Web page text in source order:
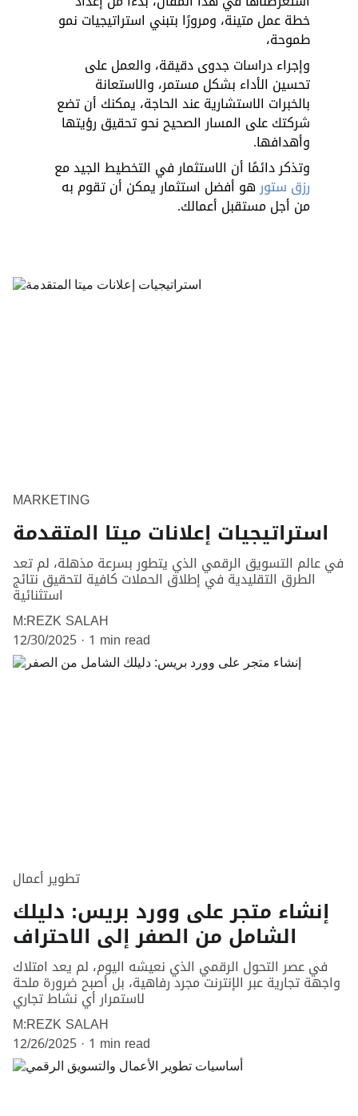
خطة عمل متينة، ومرورًا بتبني استراتيجيات نمو
طموحة،
وإجراء دراسات جدوى دقيقة، والعمل على
تحسين الأداء بشكل مستمر، والاستعانة
بالخبرات الاستشارية عند الحاجة، يمكنك أن تضع
شركتك على المسار الصحيح نحو تحقيق رؤيتها
وأهدافها.
وتذكر دائمًا أن الاستثمار في التخطيط الجيد مع
رزق ستور هو أفضل استثمار يمكن أن تقوم به
من أجل مستقبل أعمالك.
MARKETING
استراتيجيات إعلانات ميتا المتقدمة
في عالم التسويق الرقمي الذي يتطور بسرعة مذهلة، لم تعد
الطرق التقليدية في إطلاق الحملات كافية لتحقيق نتائج
استثنائية
M:REZK SALAH
12/30/2025 1 min read
تطوير أعمال
إنشاء متجر على وورد بريس: دليلك
الشامل من الصفر إلى الاحتراف
في عصر التحول الرقمي الذي نعيشه اليوم، لم يعد امتلاك
واجهة تجارية عبر الإنترنت مجرد رفاهية، بل أصبح ضرورة ملحة
لاستمرار أي نشاط تجاري
M:REZK SALAH
12/26/2025 1 min read